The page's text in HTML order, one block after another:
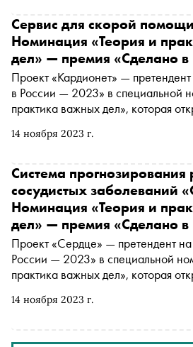
14 ноября 2023 г.
Сервис для скорой
Номинация «Теория и
дел» — премия «Сделано
Проект «Кардионет» —
в России — 2023» в специальной
практика важных дел», которая
Подробнее о проекте читайте в
14 ноября 2023 г.
Система прогнозирования
сосудистых заболеваний
Номинация «Теория и
дел» — премия «Сделано
Проект «Сердце» — претендент
России — 2023» в специальной
практика важных дел», которая
Подробнее о проекте читайте в